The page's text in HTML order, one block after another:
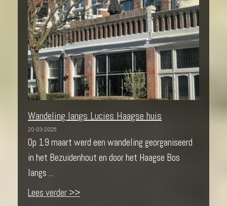
Wandeling langs Lucies Haagse huis
20-03-2025
Op 19 maart werd een wandeling georganiseerd
in het Bezuidenhout en door het Haagse Bos
langs ...
Lees verder >>